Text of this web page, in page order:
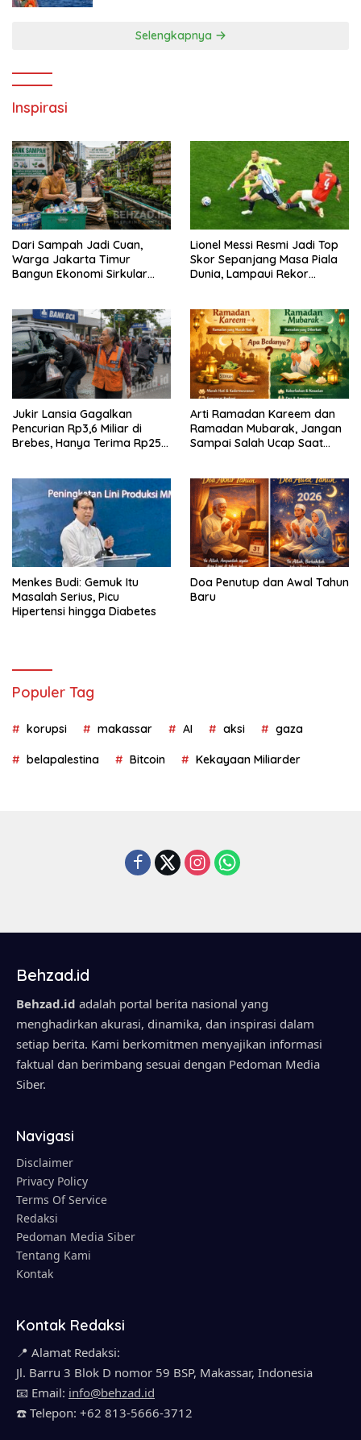
Selengkapnya
Inspirasi
Dari Sampah Jadi Cuan,
Warga Jakarta Timur
Bangun Ekonomi Sirkular
Lionel Messi Resmi Jadi Top
Skor Sepanjang Masa Piala
Dunia, Lampaui Rekor
Jukir Lansia Gagalkan
Pencurian Rp3,6 Miliar di
Brebes, Hanya Terima Rp25
Arti Ramadan Kareem dan
Ramadan Mubarak, Jangan
Sampai Salah Ucap Saat
Menkes Budi: Gemuk Itu
Masalah Serius, Picu
Hipertensi hingga Diabetes
Doa Penutup dan Awal Tahun
Baru
Populer Tag
korupsi makassar AI aksi gaza
belapalestina Bitcoin Kekayaan Miliarder
Behzad.id
Behzad.id adalah portal berita nasional yang
menghadirkan akurasi, dinamika, dan inspirasi dalam
setiap berita. Kami berkomitmen menyajikan informasi
faktual dan berimbang sesuai dengan Pedoman Media
Siber.
Navigasi
Disclaimer
Privacy Policy
Terms Of Service
Redaksi
Pedoman Media Siber
Tentang Kami
Kontak
Kontak Redaksi
📍 Alamat Redaksi:
Jl. Barru 3 Blok D nomor 59 BSP, Makassar, Indonesia
📧 Email: info@behzad.id
☎️ Telepon: +62 813-5666-3712